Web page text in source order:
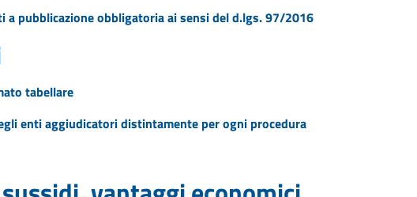
pubblicazione obbligatoria ai sensi del d.lgs. 97/2016
tabellare
enti aggiudicatori distintamente per ogni procedura